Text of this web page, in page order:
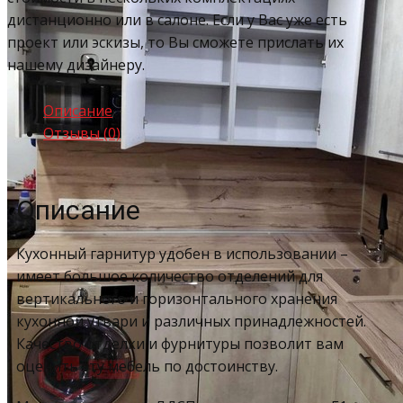
дистанционно или в салоне. Если у Вас уже есть
проект или эскизы, то Вы сможете прислать их
нашему дизайнеру.
Описание
Отзывы (0)
Описание
Кухонный гарнитур удобен в использовании –
имеет большое количество отделений для
вертикального и горизонтального хранения
кухонной утвари и различных принадлежностей.
Качество отделки и фурнитуры позволит вам
оценить эту мебель по достоинству.